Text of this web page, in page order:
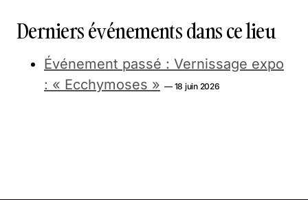
Derniers événements dans ce lieu
Événement passé : Vernissage expo
: « Ecchymoses » — 18 juin 2026